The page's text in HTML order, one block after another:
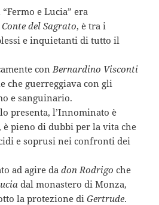
e Lucia” era
Conte del Sagrato, è tra i
e inquietanti di tutto il
con Bernardino Visconti
che guerreggiava con gli
e sanguinario.
presenta, l’Innominato è
pieno di dubbi per la vita che
e soprusi nei confronti dei
ad agire dadon Rodrigo che
dal monastero di Monza,
la protezione diGertrude.